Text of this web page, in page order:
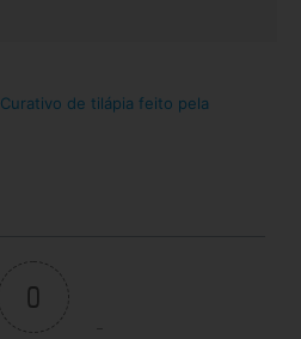
Curativo de tilápia feito pela
0